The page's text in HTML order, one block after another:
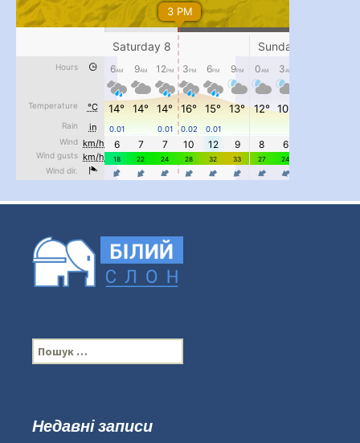
#PipIvanToday...
pimrec_project
#PipIvanToday
П
о
:Недавні записи